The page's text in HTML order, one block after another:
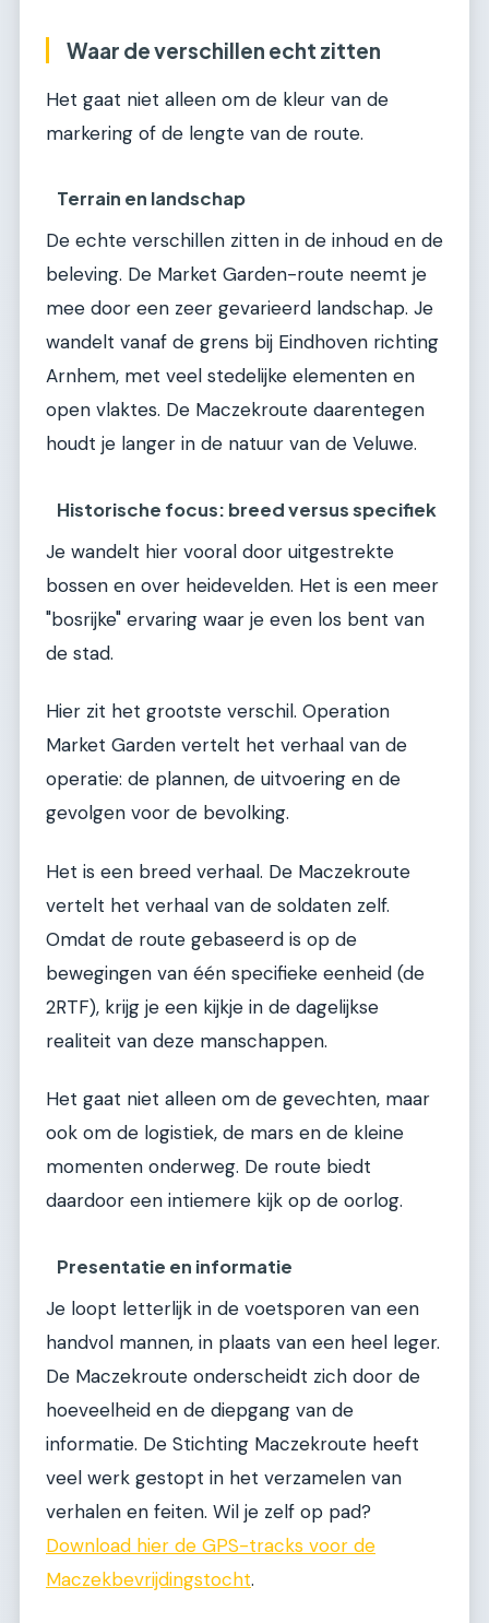
Waar de verschillen echt zitten
Het gaat niet alleen om de kleur van de
markering of de lengte van de route.
Terrain en landschap
De echte verschillen zitten in de inhoud en de
beleving. De Market Garden-route neemt je
mee door een zeer gevarieerd landschap. Je
wandelt vanaf de grens bij Eindhoven richting
Arnhem, met veel stedelijke elementen en
open vlaktes. De Maczekroute daarentegen
houdt je langer in de natuur van de Veluwe.
Historische focus: breed versus specifiek
Je wandelt hier vooral door uitgestrekte
bossen en over heidevelden. Het is een meer
"bosrijke" ervaring waar je even los bent van
de stad.
Hier zit het grootste verschil. Operation
Market Garden vertelt het verhaal van de
operatie: de plannen, de uitvoering en de
gevolgen voor de bevolking.
Het is een breed verhaal. De Maczekroute
vertelt het verhaal van de soldaten zelf.
Omdat de route gebaseerd is op de
bewegingen van één specifieke eenheid (de
2RTF), krijg je een kijkje in de dagelijkse
realiteit van deze manschappen.
Het gaat niet alleen om de gevechten, maar
ook om de logistiek, de mars en de kleine
momenten onderweg. De route biedt
daardoor een intiemere kijk op de oorlog.
Presentatie en informatie
Je loopt letterlijk in de voetsporen van een
handvol mannen, in plaats van een heel leger.
De Maczekroute onderscheidt zich door de
hoeveelheid en de diepgang van de
informatie. De Stichting Maczekroute heeft
veel werk gestopt in het verzamelen van
verhalen en feiten. Wil je zelf op pad?
Download hier de GPS-tracks voor de
Maczekbevrijdingstocht.